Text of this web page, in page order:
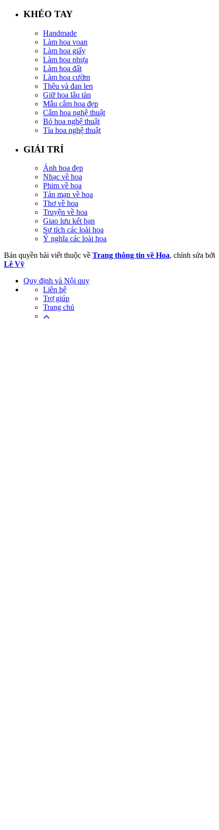
KHÉO TAY
Handmade
Làm hoa voan
Làm hoa giấy
Làm hoa nhựa
Làm hoa đất
Làm hoa cườm
Thêu và đan len
Giữ hoa lâu tàn
Mẫu cắm hoa đẹp
Cắm hoa nghệ thuật
Bó hoa nghệ thuật
Tỉa hoa nghệ thuật
GIẢI TRÍ
Ảnh hoa đẹp
Nhạc về hoa
Phim về hoa
Tản mạn về hoa
Thơ về hoa
Truyện về hoa
Giao lưu kết bạn
Sự tích các loài hoa
Ý nghĩa các loài hoa
Bản quyền bài viết thuộc về Trang thông tin về Hoa, chỉnh sửa bởi
Lê Vỹ
Quy định và Nội quy
Liên hệ
Trợ giúp
Trang chủ